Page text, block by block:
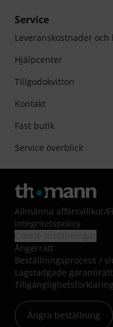
Service
Leveranskostnader och
Hjälpcenter
Tillgodokvitton
Kontakt
Fast butik
Service överblick
Allmänna affärsvillkor/
Integritetspolicy
Ångerrätt
Beställningsprocess /
Lagstadgade
Tillgänglighetsförklaring
Ångra beställning